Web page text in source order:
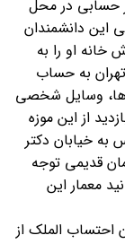
حسابی در محل
این دانشمندان
او را به
به حساب
وسایل شخصی
از این موزه
به خیابان دکتر
قدیمی توجه
معمار این
احتساب الملک از